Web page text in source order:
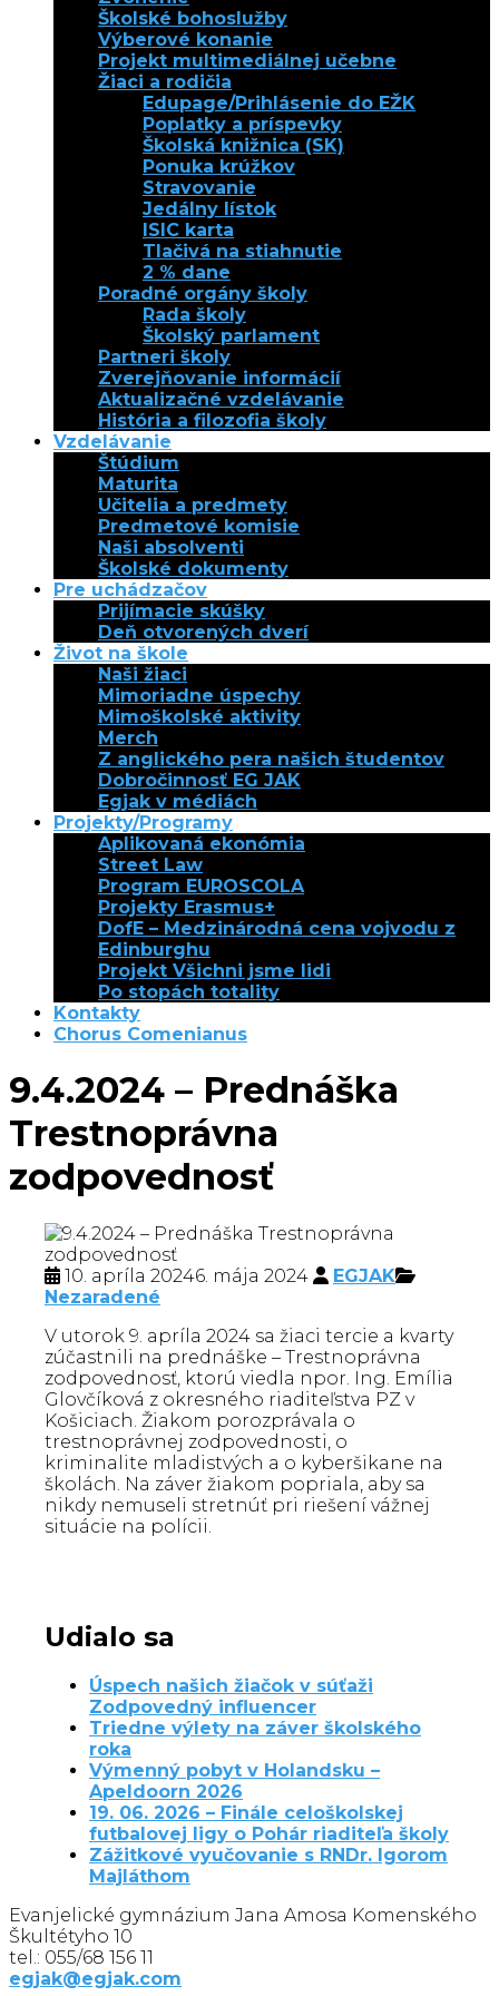
Školské bohoslužby
Výberové konanie
Projekt multimediálnej učebne
Žiaci a rodičia
Edupage/Prihlásenie do EŽK
Poplatky a príspevky
Školská knižnica (SK)
Ponuka krúžkov
Stravovanie
Jedálny lístok
ISIC karta
Tlačivá na stiahnutie
2 % dane
Poradné orgány školy
Rada školy
Školský parlament
Partneri školy
Zverejňovanie informácií
Aktualizačné vzdelávanie
História a filozofia školy
Vzdelávanie
Štúdium
Maturita
Učitelia a predmety
Predmetové komisie
Naši absolventi
Školské dokumenty
Pre uchádzačov
Prijímacie skúšky
Deň otvorených dverí
Život na škole
Naši žiaci
Mimoriadne úspechy
Mimoškolské aktivity
Merch
Z anglického pera našich študentov
Dobročinnosť EG JAK
Egjak v médiách
Projekty/Programy
Aplikovaná ekonómia
Street Law
Program EUROSCOLA
Projekty Erasmus+
DofE – Medzinárodná cena vojvodu z
Edinburghu
Projekt Všichni jsme lidi
Po stopách totality
Kontakty
Chorus Comenianus
9.4.2024 – Prednáška
Trestnoprávna
zodpovednosť
10. apríla 20246. mája 2024
EGJAK
Nezaradené
V utorok 9. apríla 2024 sa žiaci tercie a kvarty
zúčastnili na prednáške – Trestnoprávna
zodpovednosť, ktorú viedla npor. Ing. Emília
Glovčíková z okresného riaditeľstva PZ v
Košiciach. Žiakom porozprávala o
trestnoprávnej zodpovednosti, o
kriminalite mladistvých a o kyberšikane na
školách. Na záver žiakom popriala, aby sa
nikdy nemuseli stretnúť pri riešení vážnej
situácie na polícii.
Udialo sa
Úspech našich žiačok v súťaži
Zodpovedný influencer
Triedne výlety na záver školského
roka
Výmenný pobyt v Holandsku –
Apeldoorn 2026
19. 06. 2026 – Finále celoškolskej
futbalovej ligy o Pohár riaditeľa školy
Zážitkové vyučovanie s RNDr. Igorom
Majláthom
Evanjelické gymnázium Jana Amosa Komenského
Škultétyho 10
tel.: 055/68 156 11
egjak@egjak.com